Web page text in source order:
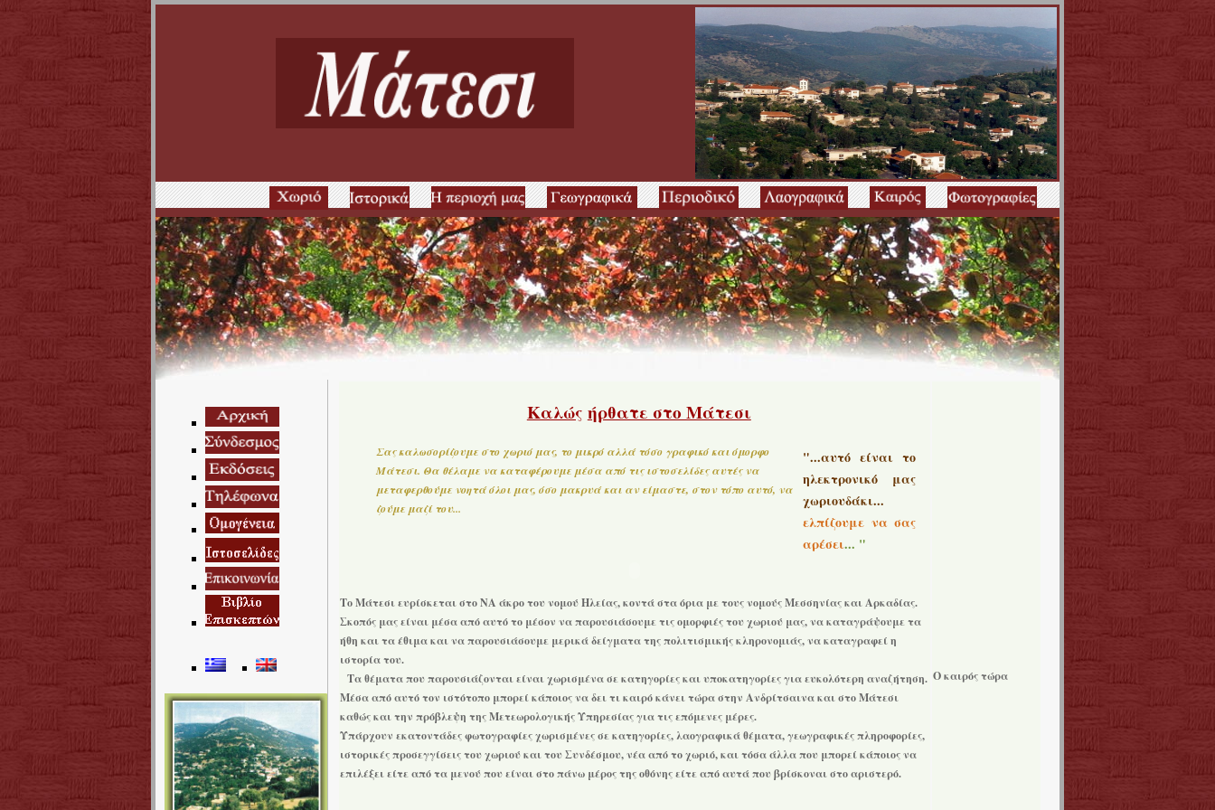
Καλώς ήρθατε στο Μάτεσι
"...αυτό είναι το
ηλεκτρονικό μας
χωριουδάκι...
ελπίζουμε να σας
αρέσει... "
Σας καλωσορίζουμε στο χωριό μας, το μικρό αλλά τόσο γραφικό και όμορφο
Μάτεσι. Θα θέλαμε να καταφέρουμε μέσα από τις ιστοσελίδες αυτές να
μεταφερθούμε νοητά όλοι μας, όσο μακρυά και αν είμαστε, στον τόπο αυτό, να
ζούμε μαζί του...
Το Μάτεσι ευρίσκεται στο ΝΑ άκρο του νομού Ηλείας, κοντά στα όρια με τους νομούς Μεσσηνίας και Αρκαδίας.
Σκοπός μας είναι μέσα από αυτό το μέσον να παρουσιάσουμε τις ομορφιές του χωριού μας, να καταγράψουμε τα
ήθη και τα έθιμα και να παρουσιάσουμε μερικά δείγματα της πολιτισμικής κληρονομιάς, να καταγραφεί η
ιστορία του.
Τα θέματα που παρουσιάζονται είναι χωρισμένα σε κατηγορίες και υποκατηγορίες για ευκολότερη αναζήτηση.
Μέσα από αυτό τον ιστότοπο μπορεί κάποιος να δει τι καιρό κάνει τώρα στην Ανδρίτσαινα και στο Μάτεσι
καθώς και την πρόβλεψη της Μετεωρολογικής Υπηρεσίας για τις επόμενες μέρες.
Υπάρχουν εκατοντάδες φωτογραφίες χωρισμένες σε κατηγορίες, λαογραφικά θέματα, γεωγραφικές πληροφορίες,
ιστορικές προσεγγίσεις του χωριού και του Συνδέσμου, νέα από το χωριό, και τόσα άλλα που μπορεί κάποιος να
επιλέξει είτε από τα μενού που είναι στο πάνω μέρος της οθόνης είτε από αυτά που βρίσκοναι στο αριστερό.
Ο καιρός τώρα